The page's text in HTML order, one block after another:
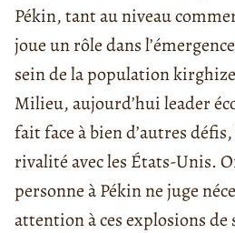
Pékin, tant au niveau
joue un rôle dans
sein de la population
Milieu, aujourd’hui leader
fait face à bien d’autres
rivalité avec les États-Unis.
personne à Pékin ne juge
attention à ces explosions